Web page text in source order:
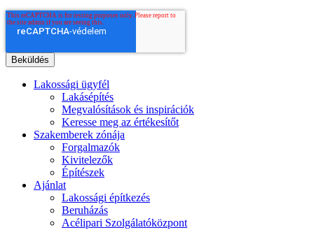
Lakossági ügyfél
Lakásépítés
Megvalósítások és inspirációk
Keresse meg az értékesítőt
Szakemberek zónája
Forgalmazók
Kivitelezők
Építészek
Ajánlat
Lakossági építkezés
Beruházás
Acélipari Szolgálatóközpont